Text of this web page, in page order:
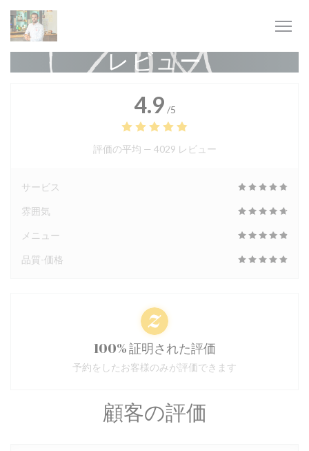
クッキー利用の管理について
レビュー
顧客の評価
4.9 /5
評価の平均 — 4029 レビュー
サービス
雰囲気
メニュー
品質-価格
100% 証明された評価
予約をしたお客様のみが評価できます